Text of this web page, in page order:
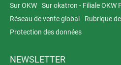
Sur OKW
Sur okatron - Filiale OKW
Réseau de vente global
Rubrique
Protection des données
NEWSLETTER